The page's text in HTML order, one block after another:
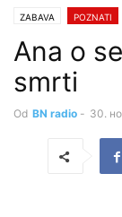
ZABAVA POZNATI
Ana o
smrti
Od BN radio - 30.